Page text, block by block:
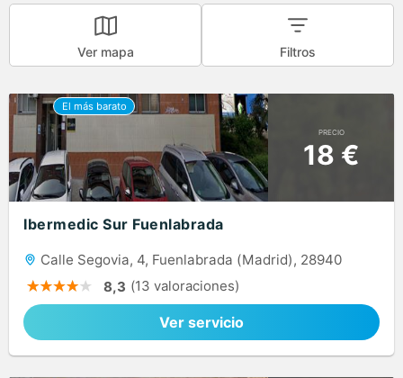
Ver mapa Filtros
PRECIO
18 €
Ibermedic Sur Fuenlabrada
Calle Segovia, 4, Fuenlabrada (Madrid), 28940
8,3 (13 valoraciones)
Ver servicio